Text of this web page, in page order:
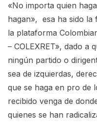
«No importa quien
hagan», esa ha sido la
la plataforma
– COLEXRET», dado a
ningún partido o
sea de izquierdas,
que se haga en pro de
recibido venga de
quienes se han